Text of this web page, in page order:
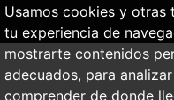
Usamos cookies y otras
tu experiencia de
mostrarte contenidos
adecuados, para
comprender de donde